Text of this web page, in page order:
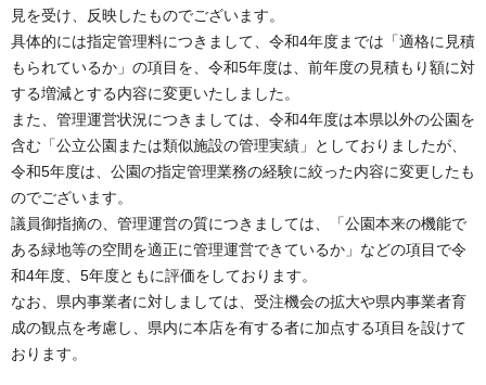
見を受け、反映したものでございます。
具体的には指定管理料につきまして、令和4年度までは「適格に見積
もられているか」の項目を、令和5年度は、前年度の見積もり額に対
する増減とする内容に変更いたしました。
また、管理運営状況につきましては、令和4年度は本県以外の公園を
含む「公立公園または類似施設の管理実績」としておりましたが、
令和5年度は、公園の指定管理業務の経験に絞った内容に変更したも
のでございます。
議員御指摘の、管理運営の質につきましては、「公園本来の機能で
ある緑地等の空間を適正に管理運営できているか」などの項目で令
和4年度、5年度ともに評価をしております。
なお、県内事業者に対しましては、受注機会の拡大や県内事業者育
成の観点を考慮し、県内に本店を有する者に加点する項目を設けて
おります。